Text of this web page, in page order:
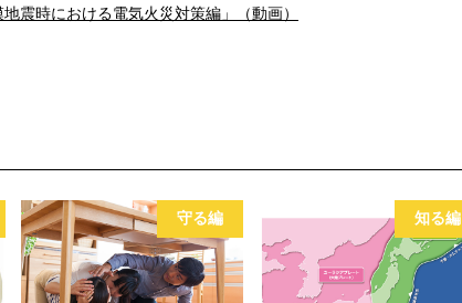
震時における電気火災対策編」（動画）
守る編 知る編